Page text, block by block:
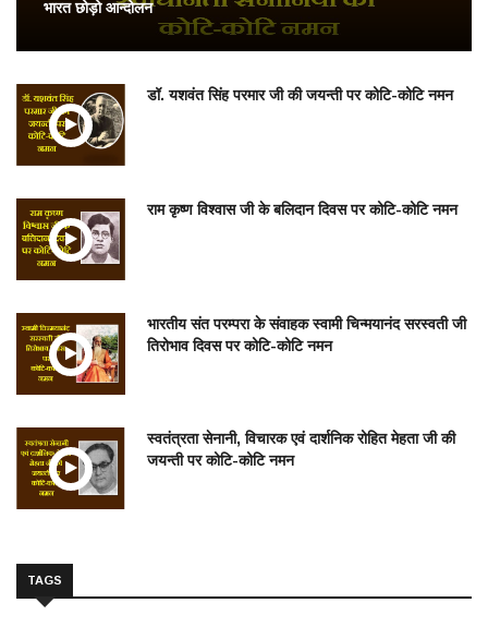
भारत छोड़ो आन्दोलन
डॉ. यशवंत सिंह परमार जी की जयन्ती पर कोटि-कोटि नमन
राम कृष्ण विश्वास जी के बलिदान दिवस पर कोटि-कोटि नमन
भारतीय संत परम्परा के संवाहक स्वामी चिन्मयानंद सरस्वती जी
तिरोभाव दिवस पर कोटि-कोटि नमन
स्वतंत्रता सेनानी, विचारक एवं दार्शनिक रोहित मेहता जी की
जयन्ती पर कोटि-कोटि नमन
TAGS